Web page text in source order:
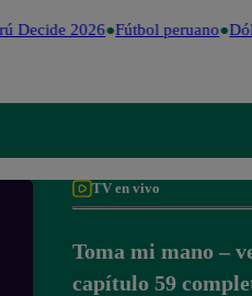
Decide 2026 Fútbol peruano
TV en vivo
Toma mi mano –
capítulo 59